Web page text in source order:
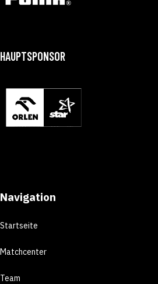
HAUPTSPONSOR
Navigation
Startseite
Matchcenter
Team